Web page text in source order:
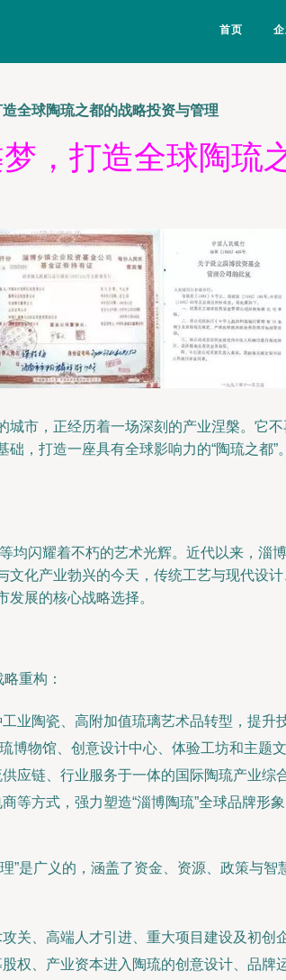
首页
全球陶琉之都的战略投资与管理
，打造全球陶琉
市，正经历着一场深刻的产业涅槃。它
，打造一座具有全球影响力的“陶琉之都
均闪耀着不朽的艺术光辉。近代以来，淄
化产业勃兴的今天，传统工艺与现代设
展的核心战略选择。
重构：
业陶瓷、高附加值琉璃艺术品转型，提升
博物馆、创意设计中心、体验工坊和主题
应链、行业服务于一体的国际陶琉产业综
等方式，强力塑造“淄博陶琉”全球品牌形象
”是广义的，涵盖了资金、资源、政策与智
关、高端人才引进、重大项目建设及初创
权、产业资本进入陶琉的创意设计、品牌